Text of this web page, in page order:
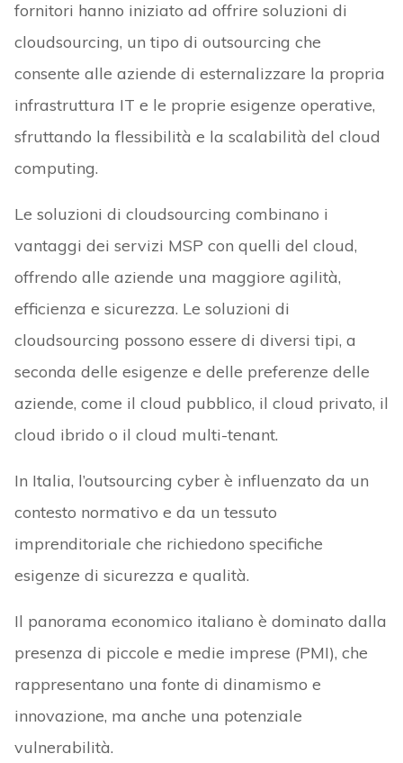
fornitori hanno iniziato ad offrire soluzioni di
cloudsourcing, un tipo di outsourcing che
consente alle aziende di esternalizzare la propria
infrastruttura IT e le proprie esigenze operative,
sfruttando la flessibilità e la scalabilità del cloud
computing.
Le soluzioni di cloudsourcing combinano i
vantaggi dei servizi MSP con quelli del cloud,
offrendo alle aziende una maggiore agilità,
efficienza e sicurezza. Le soluzioni di
cloudsourcing possono essere di diversi tipi, a
seconda delle esigenze e delle preferenze delle
aziende, come il cloud pubblico, il cloud privato, il
cloud ibrido o il cloud multi-tenant.
In Italia, l’outsourcing cyber è influenzato da un
contesto normativo e da un tessuto
imprenditoriale che richiedono specifiche
esigenze di sicurezza e qualità.
Il panorama economico italiano è dominato dalla
presenza di piccole e medie imprese (PMI), che
rappresentano una fonte di dinamismo e
innovazione, ma anche una potenziale
vulnerabilità.